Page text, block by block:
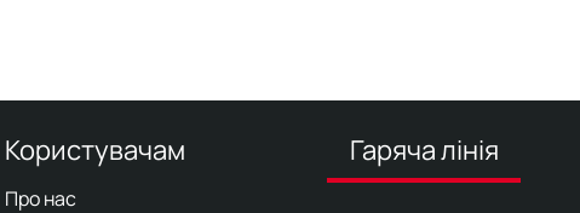
Користувачам
Про нас
Гаряча лінія